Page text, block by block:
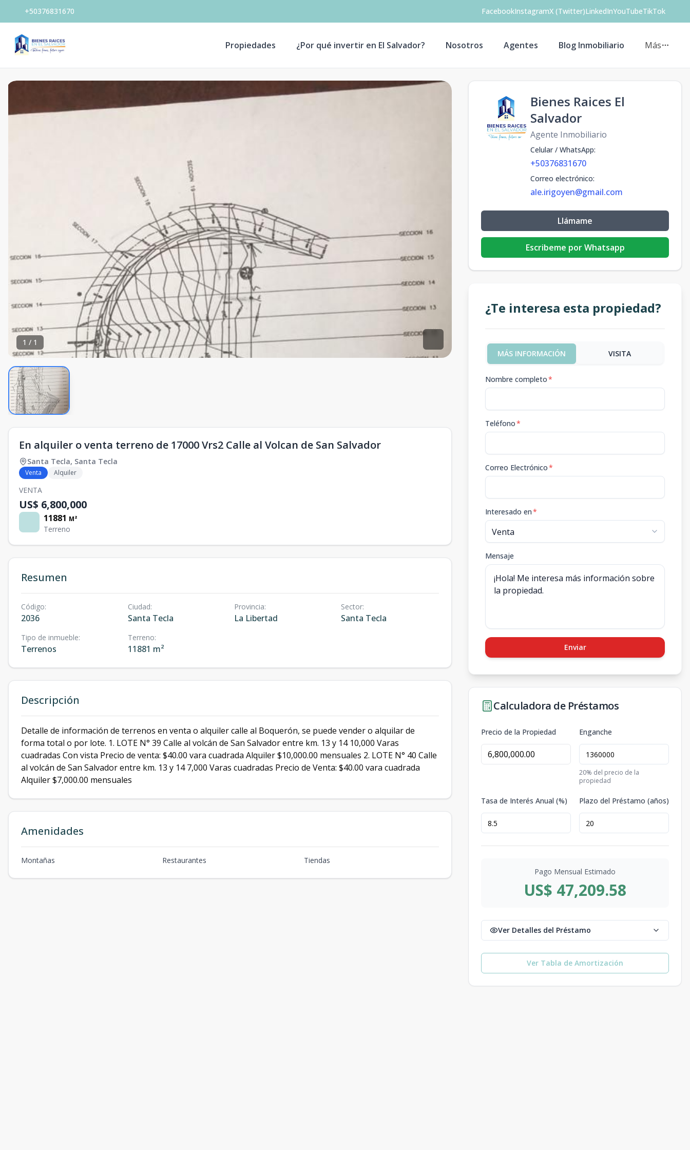
+50376831670 FacebookInstagramX (Twitter)LinkedInYouTubeTikTok
Propiedades ¿Por qué invertir en El Salvador? Nosotros Agentes Blog Inmobiliario Más
1 / 1
En alquiler o venta terreno de 17000 Vrs2 Calle al Volcan de San Salvador
Santa Tecla, Santa Tecla
Venta Alquiler
VENTA
US$ 6,800,000
11881 M²
Terreno
Resumen
Código:
2036
Ciudad:
Santa Tecla
Provincia:
La Libertad
Sector:
Santa Tecla
Tipo de inmueble:
Terrenos
Terreno:
11881 m²
Descripción
Detalle de información de terrenos en venta o alquiler calle al Boquerón, se puede vender o alquilar de
forma total o por lote. 1. LOTE N° 39 Calle al volcán de San Salvador entre km. 13 y 14 10,000 Varas
cuadradas Con vista Precio de venta: $40.00 vara cuadrada Alquiler $10,000.00 mensuales 2. LOTE N° 40 Calle
al volcán de San Salvador entre km. 13 y 14 7,000 Varas cuadradas Precio de Venta: $40.00 vara cuadrada
Alquiler $7,000.00 mensuales
Amenidades
Montañas Restaurantes Tiendas
Bienes Raices El
Salvador
Agente Inmobiliario
Celular / WhatsApp:
+50376831670
Correo electrónico:
ale.irigoyen@gmail.com
Llámame
Escribeme por Whatsapp
¿Te interesa esta propiedad?
MÁS INFORMACIÓN VISITA
Nombre completo*
Teléfono*
Correo Electrónico*
Interesado en*
Mensaje
Enviar
Calculadora de Préstamos
Precio de la Propiedad Enganche
20% del precio de la
propiedad
Tasa de Interés Anual (%) Plazo del Préstamo (años)
Pago Mensual Estimado
US$ 47,209.58
Ver Detalles del Préstamo
Ver Tabla de Amortización